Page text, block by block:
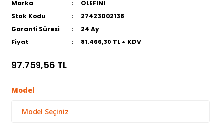
Marka
OLEFINI
Stok Kodu
27423002138
Garanti Süresi
24 Ay
Fiyat
81.466,30 TL + KDV
97.759,56 TL
Model